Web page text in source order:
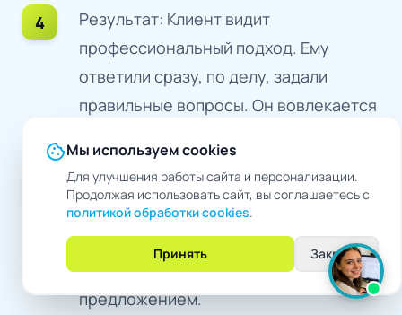
Результат: Клиент видит
профессиональный подход. Ему
ответили сразу, по делу, задали
правильные вопросы. Он вовлекается
Финал: Менеджер освобождается,
открывает чат, а там уже «теплый»
лид с готовым техзаданием. Остается
только позвонить с конкретным
предложением.
cookieМы используем cookies
Для улучшения работы сайта и персонализации.
Продолжая использовать сайт, вы соглашаетесь с
политикой обработки cookies.
Принять Закрыть